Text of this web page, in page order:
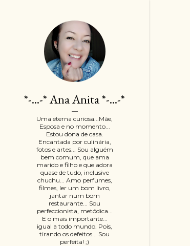
*-...-* Ana Anita *-...-*
Uma eterna curiosa...Mãe,
Esposa e no momento...
Estou dona de casa.
Encantada por culinária,
fotos e artes... Sou alguém
bem comum, que ama
marido e filho e que adora
quase de tudo, inclusive
chuchu... Amo perfumes,
filmes, ler um bom livro,
jantar num bom
restaurante... Sou
perfeccionista, metódica...
E o mais importante...
igual a todo mundo. Pois,
tirando os defeitos... Sou
perfeita! ;)